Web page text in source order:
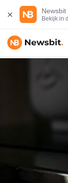
Newsbit
Bekijk in